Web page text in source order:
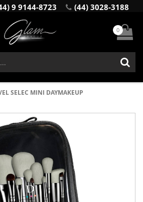
9 9144-8723 (44) 3028-3188
0
SELEC MINI DAYMAKEUP